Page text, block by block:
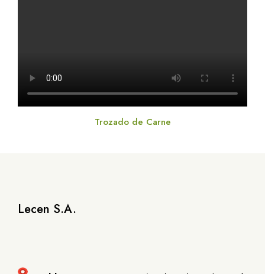
Trozado de Carne
Lecen S.A.